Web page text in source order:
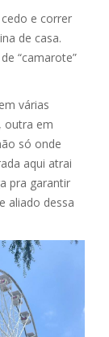
n
e correr
de casa.
“camarote”
várias
outra em
só onde
aqui atrai
pra garantir
aliado dessa